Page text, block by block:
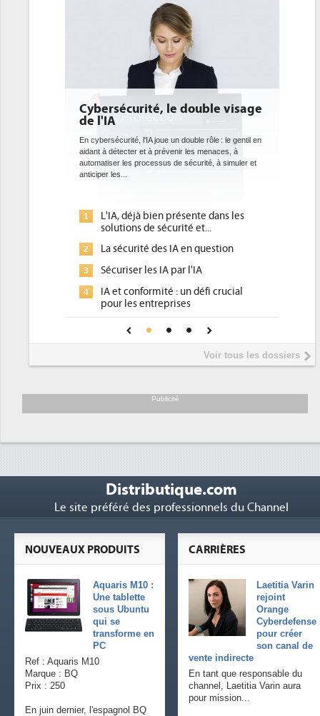
Cybersécurité, le double visage
de l'IA
En cybersécurité, l'IA joue un double rôle : le gentil en
aidant à détecter et à prévenir les menaces, à
automatiser les processus de sécurité, à simuler et
anticiper les...
1
L'IA, déjà bien présente dans les
solutions de sécurité et...
2 La sécurité des IA en question
3 Sécuriser les IA par l'IA
4
IA et conformité : un défi crucial
pour les entreprises
Une IA de confiance pour une IA
plus sûre ?
Voir tous les dossiers
Publicité
Distributique.com
Le site préféré des professionnels du Channel
CARRIÈRES
Laetitia Varin
rejoint
Orange
Cyberdefense
pour créer
son canal de
vente indirecte
En tant que responsable du
channel, Laetitia Varin aura
pour mission...
NOUVEAUX PRODUITS
Aquaris M10 :
Une tablette
sous Ubuntu
qui se
transforme en
PC
Ref : Aquaris M10
Marque : BQ
Prix : 250
En juin dernier, l'espagnol BQ